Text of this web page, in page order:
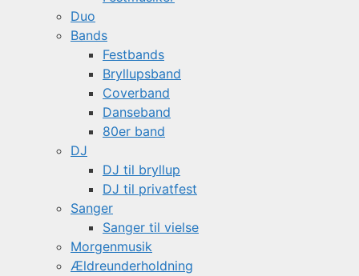
Duo
Bands
Festbands
Bryllupsband
Coverband
Danseband
80er band
DJ
DJ til bryllup
DJ til privatfest
Sanger
Sanger til vielse
Morgenmusik
Ældreunderholdning